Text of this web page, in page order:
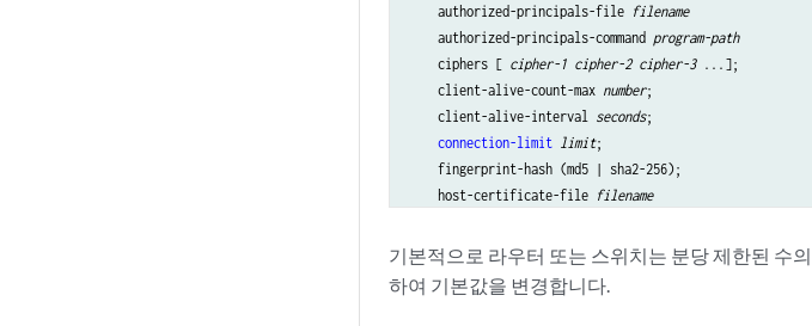
    authorized-principals-file
filename
    authorized-principals-command
program-path
    ciphers [
cipher-1 cipher-2 cipher-3 ...];
    client-alive-count-max
number;
    client-alive-interval
seconds;
connection-limit limit;
    fingerprint-hash (md5 | sha2-256);
    host-certificate-file
filename
key-exchange [ algorithm1 algorithm2 ...];
    macs [
algorithm1 algorithm2
기본적으로 라우터 또는 스위치는 분당 제한된 수
하여 기본값을 변경합니다.